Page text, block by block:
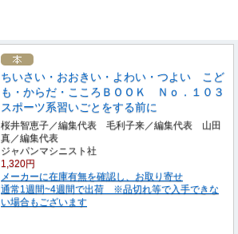
ちいさい・おおきい・よわい・つよい こど
も・からだ・こころＢＯＯＫ Ｎｏ．１０３
スポーツ系習いごとをする前に
桜井智恵子／編集代表 毛利子来／編集代表 山田
真／編集代表
ジャパンマシニスト社
1,320円
メーカーに在庫有無を確認し、お取り寄せ
通常1週間~4週間で出荷 ※品切れ等で入手できな
い場合もございます